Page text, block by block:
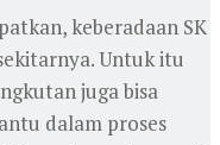
keberadaan SK
Untuk itu
juga bisa
dalam proses